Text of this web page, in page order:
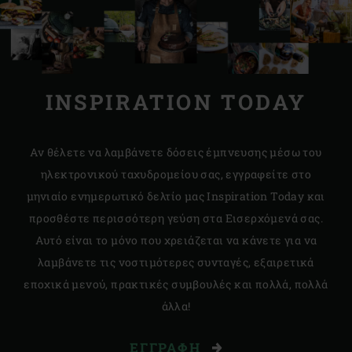
INSPIRATION TODAY
Αν θέλετε να λαμβάνετε δόσεις έμπνευσης μέσω του
ηλεκτρονικού ταχυδρομείου σας, εγγραφείτε στο
μηνιαίο ενημερωτικό δελτίο μας Inspiration Today και
προσθέστε περισσότερη γεύση στα Εισερχόμενά σας.
Αυτό είναι το μόνο που χρειάζεται να κάνετε για να
λαμβάνετε τις νοστιμότερες συνταγές, εξαιρετικά
εποχικά μενού, πρακτικές συμβουλές και πολλά, πολλά
άλλα!
ΕΓΓΡΑΦΉ